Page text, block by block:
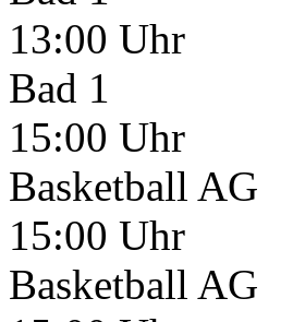
13:00 Uhr
Bad 1
15:00 Uhr
Basketball AG
15:00 Uhr
Basketball AG